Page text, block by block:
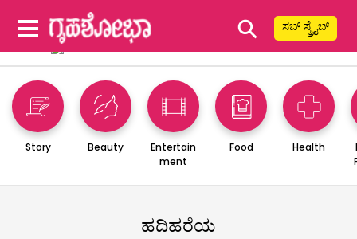
⚲ ಸಬ್ ಸ್ಕ್ರೈಬ್
Story Beauty
Entertain
ment
Food Health
ಹದಿಹರೆಯ